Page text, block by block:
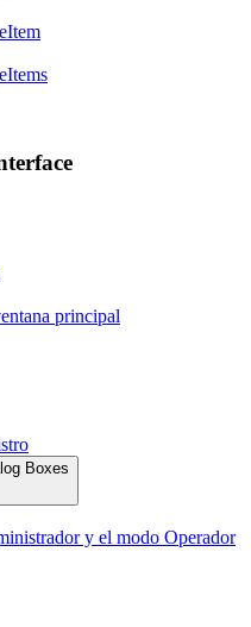
principal
Boxes
y el modo Operador